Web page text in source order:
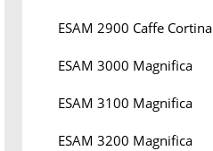
ESAM 2900 Caffe Cortina
ESAM 3000 Magnifica
ESAM 3100 Magnifica
ESAM 3200 Magnifica